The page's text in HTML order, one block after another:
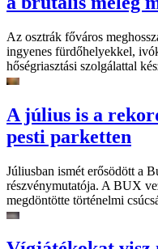
Az osztrák főváros
ingyenes fürdőhelyekkel,
hőségriasztási szolgálattal
A július is a
pesti parketten
Júliusban ismét erősödött a
részvénymutatója. A BUX
megdöntötte történelmi